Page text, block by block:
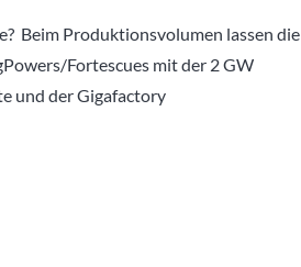
Beim Produktionsvolumen lassen die
Fortescues mit der 2 GW
und der Gigafactory